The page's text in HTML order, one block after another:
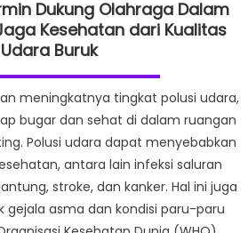
Dukung Olahraga Dalam
Kesehatan dari Kualitas
Udara Buruk
meningkatnya tingkat polusi udara,
bugar dan sehat di dalam ruangan
Polusi udara dapat menyebabkan
antara lain infeksi saluran
stroke, dan kanker. Hal ini juga
asma dan kondisi paru-paru